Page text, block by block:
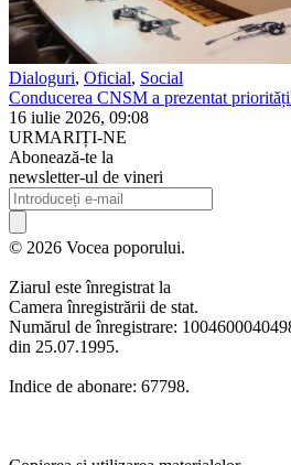
Dialoguri, Oficial, Social
Conducerea CNSM a prezentat
16 iulie 2026, 09:08
URMARIȚI-NE
Abonează-te la
newsletter-ul de vineri
© 2026 Vocea poporului.
Ziarul este înregistrat la
Camera înregistrării de stat.
Numărul de înregistrare:
din 25.07.1995.
Indice de abonare: 67798.